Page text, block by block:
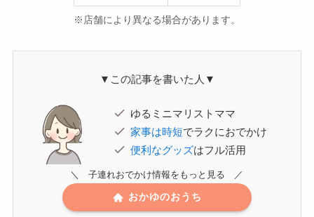
※店舗により異なる場合があります。
▼この記事を書いた人▼
ゆるミニマリストママ
家事は時短でラクにおでかけ
便利なグッズはフル活用
＼ 子連れおでかけ情報をもっと見る ／
おかゆのおうち